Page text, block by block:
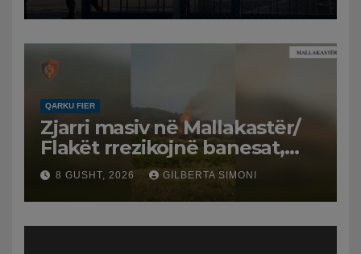
QARKU FIER
Zjarri masiv në Mallakastër/
Flakët rrezikojnë banesat,
Policia evakuon disa familje
në Koilac
8 GUSHT, 2026 GILBERTA SIMONI